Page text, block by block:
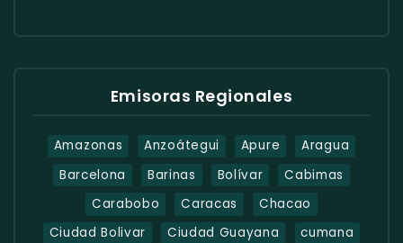
Emisoras Regionales
Amazonas Anzoátegui Apure
Aragua
Barcelona
Barinas Bolívar
Cabimas
Carabobo
Caracas
Chacao
Ciudad Bolivar
Ciudad Guayana
cumana